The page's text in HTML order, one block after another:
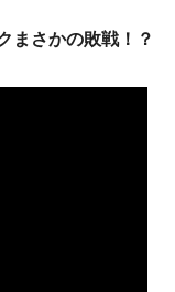
まさかの敗戦！？